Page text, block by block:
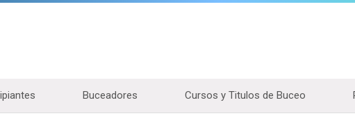
Buceadores Cursos y Titulos de Buceo